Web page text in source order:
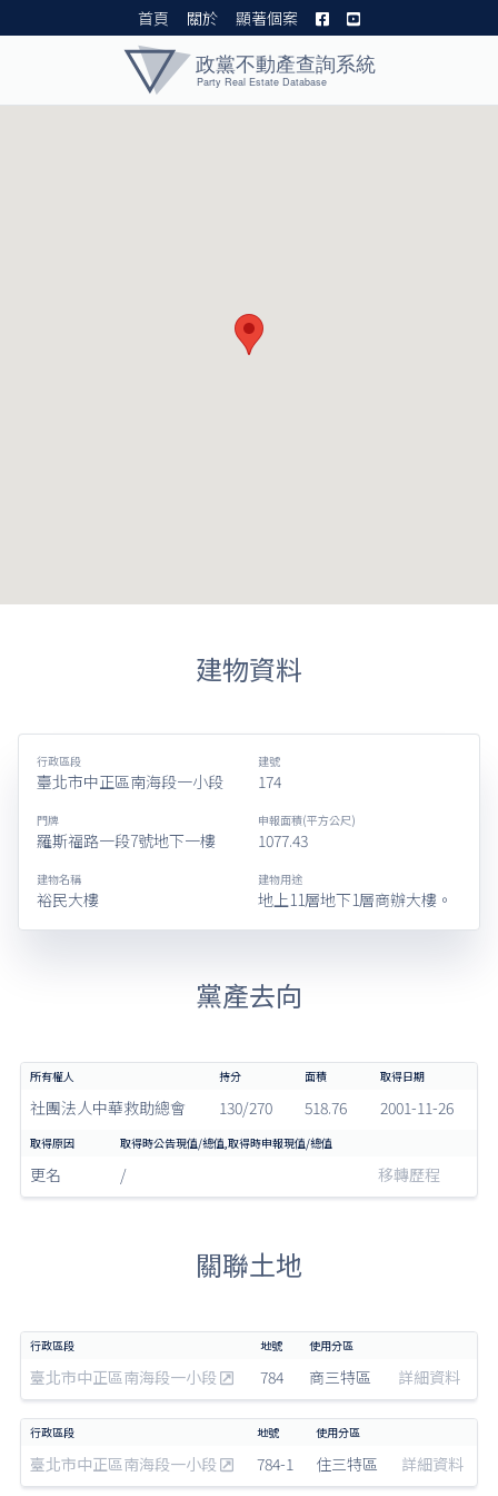
首頁 關於 顯著個案
建物資料
行政區段
臺北市中正區南海段一小段
建號
174
門牌
羅斯福路一段7號地下一樓
申報面積(平方公尺)
1077.43
建物名稱
裕民大樓
建物用途
地上11層地下1層商辦大樓。
黨產去向
社團法人中華救助總會 130/270 518.76 2001-11-26
更名 / 移轉歷程
關聯土地
臺北市中正區南海段一小段 784 商三特區 詳細資料
臺北市中正區南海段一小段 784-1 住三特區 詳細資料